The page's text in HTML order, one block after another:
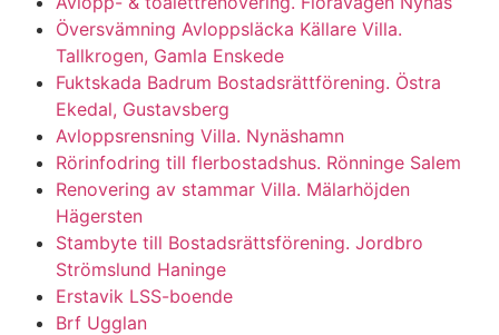
Översvämning Avloppsläcka Källare Villa.
Tallkrogen, Gamla Enskede
Fuktskada Badrum Bostadsrättförening. Östra
Ekedal, Gustavsberg
Avloppsrensning Villa. Nynäshamn
Rörinfodring till flerbostadshus. Rönninge Salem
Renovering av stammar Villa. Mälarhöjden
Hägersten
Stambyte till Bostadsrättsförening. Jordbro
Strömslund Haninge
Erstavik LSS-boende
Brf Ugglan